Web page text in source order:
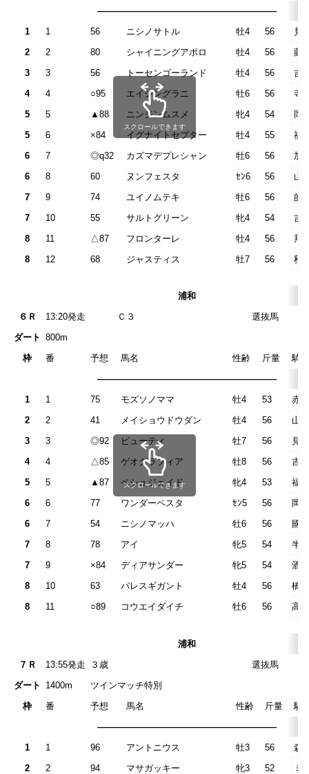
————————————————————
1
1 56 ニシノサトル 牡4 56
見
2
2 80 シャイニングアポロ 牡4 56
藤
3
3 56 トーセンゴーランド 牡4 56
吉
4
4 ○95 エイシングラニ 牡6 56
寺
5
5 ▲88 ニンジンムスメ 牝4 54
岡
5
6 ×84 イグナイトセプター 牡4 55
福
6
7 ◎q32 カズマデプレシャン 牡6 56
加
6
8 60 ヌンフェスタ ｾﾝ6 56
山
7
9 74 ユイノムテキ 牡6 56
的
7
10 55 サルトグリーン 牝4 54
吉
8
11 △87 フロンターレ 牡4 56
拜
8
12 68 ジャスティス 牡7 56 秋
スクロールできます
浦和
６Ｒ
13:20発走
Ｃ３ 選
ダート 800m
枠
番 予想 馬名 性齢 斤量
騎手
————————————————————
1
1 75 モズソノママ 牡4 53
赤
2
2 41 メイショウドウダン 牡4 56
山
3
3 ◎92 ビューティ 牡7 56
見
4
4 △85 ゲオグラフィア 牡8 56
吉
5
5 ▲87 ペシュジェイド 牝4 53
福
6
6 77 ワンダーペスタ ｾﾝ5 56
岡
6
7 54 ニシノマッハ 牡6 56
國
7
8 78 アイ 牝5 54
半
7
9 ×84 ディアサンダー 牝5 54
酒
8
10 63 パレスギガント 牡4 56
橋
8
11 ○89 コウエイダイチ 牡6 56 高
スクロールできます
浦和
７Ｒ
13:55発走
３歳 選
ダート
1400m
ツインマッチ特別
枠
番 予想 馬名 性齢 斤量
騎
————————————————————
1
1 96 アントニウス 牡3 56
森
2
2 94 マサガッキー 牝3 52
ミ